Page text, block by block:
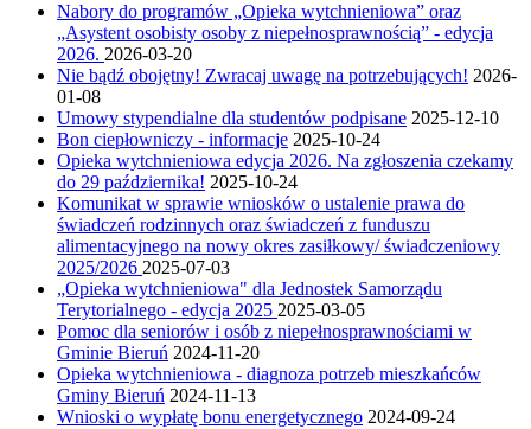
Nabory do programów „Opieka wytchnieniowa” oraz
„Asystent osobisty osoby z niepełnosprawnością” - edycja
2026. 2026-03-20
Nie bądź obojętny! Zwracaj uwagę na potrzebujących! 2026-
01-08
Umowy stypendialne dla studentów podpisane 2025-12-10
Bon ciepłowniczy - informacje 2025-10-24
Opieka wytchnieniowa edycja 2026. Na zgłoszenia czekamy
do 29 października! 2025-10-24
Komunikat w sprawie wniosków o ustalenie prawa do
świadczeń rodzinnych oraz świadczeń z funduszu
alimentacyjnego na nowy okres zasiłkowy/ świadczeniowy
2025/2026 2025-07-03
„Opieka wytchnieniowa" dla Jednostek Samorządu
Terytorialnego - edycja 2025 2025-03-05
Pomoc dla seniorów i osób z niepełnosprawnościami w
Gminie Bieruń 2024-11-20
Opieka wytchnieniowa - diagnoza potrzeb mieszkańców
Gminy Bieruń 2024-11-13
Wnioski o wypłatę bonu energetycznego 2024-09-24